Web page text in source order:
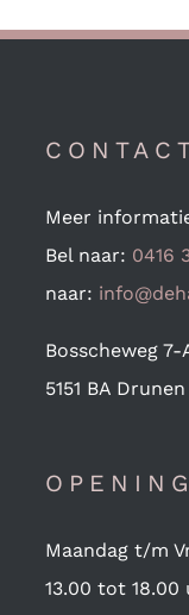
Meer
Bel naar: 0416
naar:
Bosscheweg 7-
5151 BA Drunen
Maandag t/m
13.00 tot 18.00